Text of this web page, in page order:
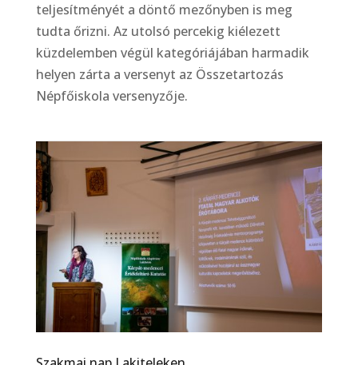
teljesítményét a döntő mezőnyben is meg
tudta őrizni. Az utolsó percekig kiélezett
küzdelemben végül kategóriájá­ban harmadik
helyen zárta a versenyt az Összetartozás
Népfőiskola versenyzője.